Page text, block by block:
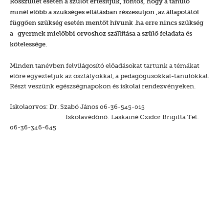
Rosszullét esetén a szülőt értesítjük, fontos, hogy a tanuló
minél előbb a szükséges ellátásban részesüljön ,az állapotától
függően szükség esetén mentőt hívunk .ha erre nincs szükség
a gyermek mielőbbi orvoshoz szállítása a szülő feladata és
kötelessége.
Minden tanévben felvilágosító előadásokat tartunk a témákat
előre egyeztetjük az osztályokkal, a pedagógusokkal-tanulókkal.
Részt veszünk egészségnapokon és iskolai rendezvényeken.
Iskolaorvos: Dr. Szabó János 06-36-545-015
Iskolavédőnő: Laskainé Czidor Brigitta Tel:
06-36-346-645